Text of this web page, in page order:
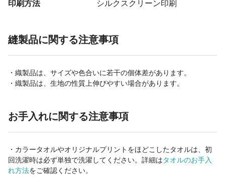
印刷方法 シルクスクリーン印刷
縫製品に関する注意事項
・織製品は、サイズや色合いに若干の個体差があります。
・織製品は、生地の性質上伸びやすい場合があります。
お手入れに関する注意事項
・カラータオルやオリジナルプリントをほどこしたタオルは、初
回洗濯時は必ず単独で洗濯してください。詳細はタオルのお手入
れ方法をご確認ください。